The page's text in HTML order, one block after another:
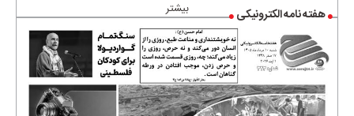
بیشتر هفته نامه الکترونیکی